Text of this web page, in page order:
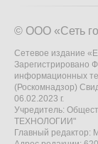
© ООО «Сеть
Сетевое издание
Зарегистрировано
информационных
(Роскомнадзор)
06.02.2023 г.
Учредитель:
ТЕХНОЛОГИИ"
Главный редактор: